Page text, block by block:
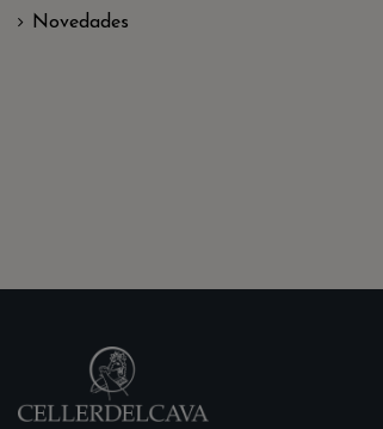
Novedades